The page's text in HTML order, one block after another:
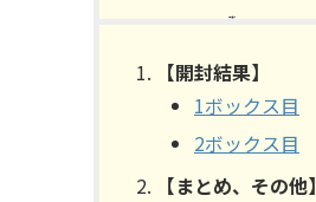
【目次】
【開封結果】
1ボックス目
2ボックス目
【まとめ、その他】